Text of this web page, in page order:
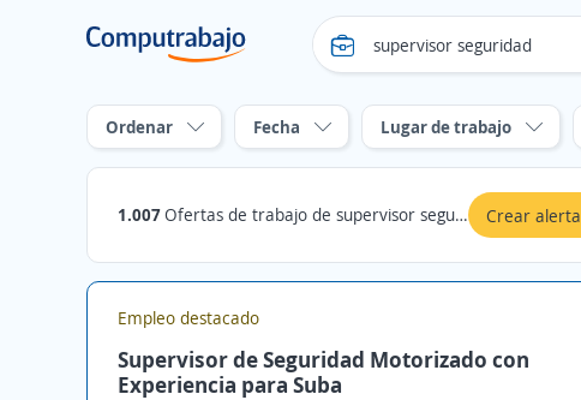
Ordenar Fecha Lugar de trabajo
1.007Ofertas de trabajo de supervisor seguridad en Bogotá, D.C. Crear alerta
Empleo destacado
Supervisor de Seguridad Motorizado con
Experiencia para Suba